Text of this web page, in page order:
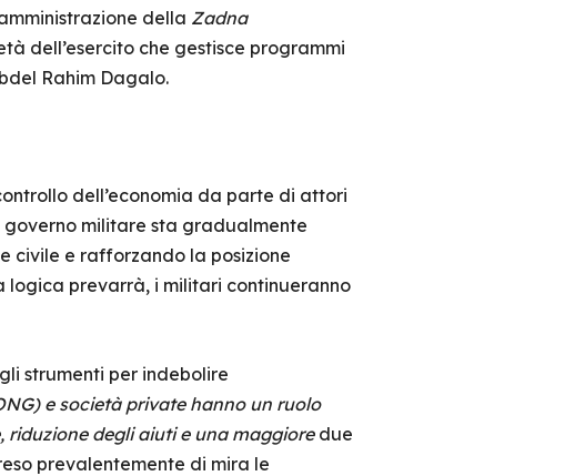
della Zadna
dell’esercito che gestisce programmi
Rahim Dagalo.
dell’economia da parte di attori
militare sta gradualmente
civile e rafforzando la posizione
logica prevarrà, i militari continueranno
strumenti per indebolire
e società private hanno un ruolo
riduzione degli aiuti e una maggiore due
prevalentemente di mira le